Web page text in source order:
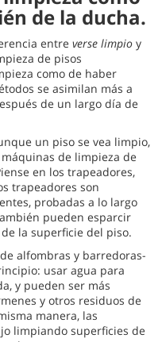
de la ducha.
entre verse limpio y
de pisos
como de haber
se asimilan más a
de un largo día de
un piso se vea limpio,
de limpieza de
en los trapeadores,
trapeadores son
probadas a lo largo
pueden esparcir
la superficie del piso.
alfombras y barredoras-
usar agua para
y pueden ser más
y otros residuos de
manera, las
limpiando superficies de